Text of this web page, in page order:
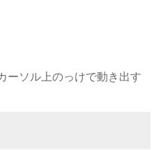
ーソル上のっけで動き出す